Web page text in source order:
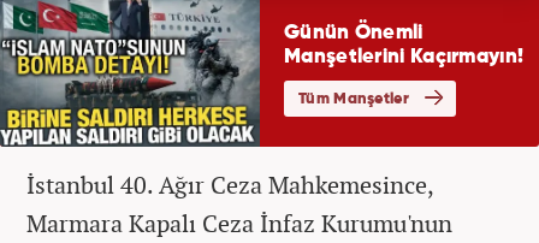
İstanbul 40. Ağır Ceza Mahkemesince,
Marmara Kapalı Ceza İnfaz Kurumu'nun